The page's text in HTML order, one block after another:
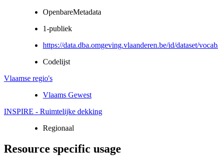
OpenbareMetadata
1-publiek
https://data.dba.omgeving.vlaanderen.be/id/dataset/
Codelijst
Vlaamse regio's
Vlaams Gewest
INSPIRE - Ruimtelijke dekking
Regionaal
Resource specific usage